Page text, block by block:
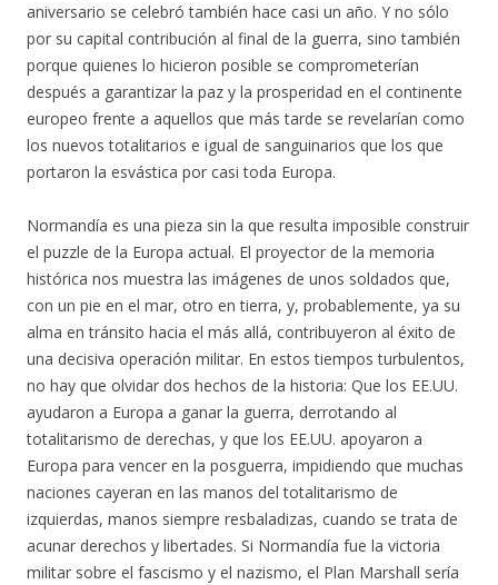
aniversario se celebró también hace casi un año. Y no sólo
por su capital contribución al final de la guerra, sino también
porque quienes lo hicieron posible se comprometerían
después a garantizar la paz y la prosperidad en el continente
europeo frente a aquellos que más tarde se revelarían como
los nuevos totalitarios e igual de sanguinarios que los que
portaron la esvástica por casi toda Europa.
Normandía es una pieza sin la que resulta imposible construir
el puzzle de la Europa actual. El proyector de la memoria
histórica nos muestra las imágenes de unos soldados que,
con un pie en el mar, otro en tierra, y, probablemente, ya su
alma en tránsito hacia el más allá, contribuyeron al éxito de
una decisiva operación militar. En estos tiempos turbulentos,
no hay que olvidar dos hechos de la historia: Que los EE.UU.
ayudaron a Europa a ganar la guerra, derrotando al
totalitarismo de derechas, y que los EE.UU. apoyaron a
Europa para vencer en la posguerra, impidiendo que muchas
naciones cayeran en las manos del totalitarismo de
izquierdas, manos siempre resbaladizas, cuando se trata de
acunar derechos y libertades. Si Normandía fue la victoria
militar sobre el fascismo y el nazismo, el Plan Marshall sería